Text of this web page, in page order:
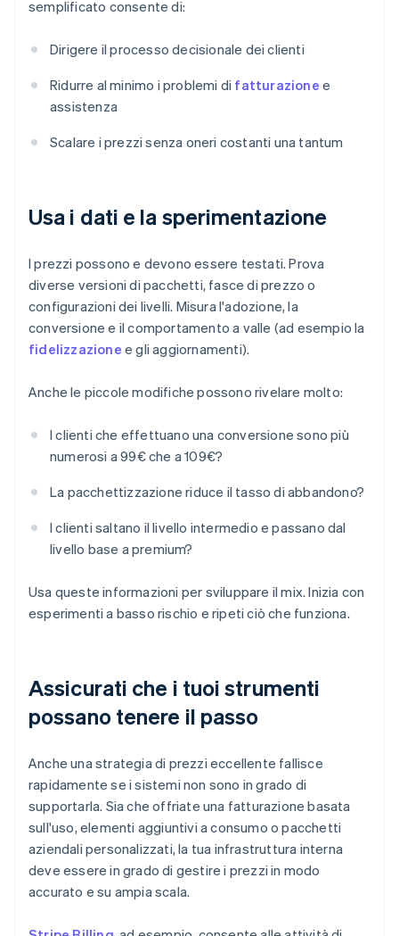
semplificato consente di:
Dirigere il processo decisionale dei clienti
Ridurre al minimo i problemi di fatturazione e
assistenza
Scalare i prezzi senza oneri costanti una tantum
Usa i dati e la sperimentazione
I prezzi possono e devono essere testati. Prova
diverse versioni di pacchetti, fasce di prezzo o
configurazioni dei livelli. Misura l'adozione, la
conversione e il comportamento a valle (ad esempio la
fidelizzazione e gli aggiornamenti).
Anche le piccole modifiche possono rivelare molto:
I clienti che effettuano una conversione sono più
numerosi a 99€ che a 109€?
La pacchettizzazione riduce il tasso di abbandono?
I clienti saltano il livello intermedio e passano dal
livello base a premium?
Usa queste informazioni per sviluppare il mix. Inizia con
esperimenti a basso rischio e ripeti ciò che funziona.
Assicurati che i tuoi strumenti
possano tenere il passo
Anche una strategia di prezzi eccellente fallisce
rapidamente se i sistemi non sono in grado di
supportarla. Sia che offriate una fatturazione basata
sull'uso, elementi aggiuntivi a consumo o pacchetti
aziendali personalizzati, la tua infrastruttura interna
deve essere in grado di gestire i prezzi in modo
accurato e su ampia scala.